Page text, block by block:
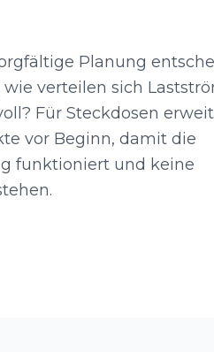
Planung
verteilen sich
Für Steckdosen
vor Beginn, damit die
funktioniert und keine